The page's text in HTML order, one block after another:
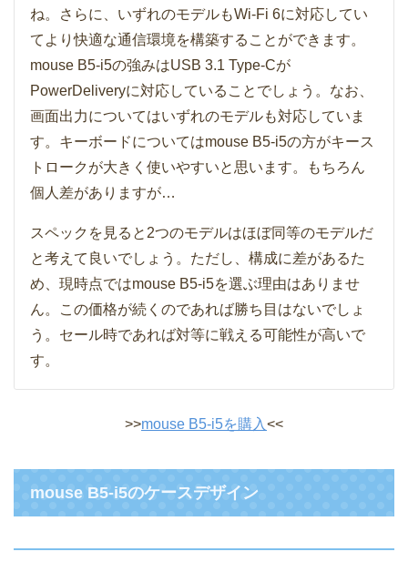
ね。さらに、いずれのモデルもWi-Fi 6に対応してい
てより快適な通信環境を構築することができます。
mouse B5-i5の強みはUSB 3.1 Type-Cが
PowerDeliveryに対応していることでしょう。なお、
画面出力についてはいずれのモデルも対応していま
す。キーボードについてはmouse B5-i5の方がキース
トロークが大きく使いやすいと思います。もちろん
個人差がありますが…
スペックを見ると2つのモデルはほぼ同等のモデルだ
と考えて良いでしょう。ただし、構成に差があるた
め、現時点ではmouse B5-i5を選ぶ理由はありませ
ん。この価格が続くのであれば勝ち目はないでしょ
う。セール時であれば対等に戦える可能性が高いで
す。
>>mouse B5-i5を購入<<
mouse B5-i5のケースデザイン